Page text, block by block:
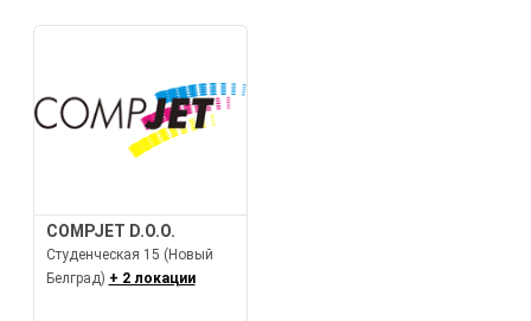
COMPJET D.O.O.
Студенческая 15 (Новый
Белград) + 2 локации